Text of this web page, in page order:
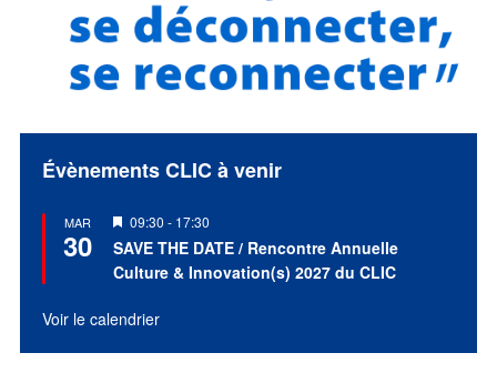
Évènements CLIC à venir
MAR
30
Mis
en
avant
09:30 - 17:30
SAVE THE DATE / Rencontre Annuelle
Culture & Innovation(s) 2027 du CLIC
Voir le calendrier